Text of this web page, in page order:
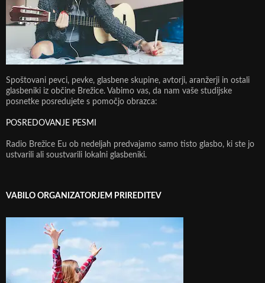
Spoštovani pevci, pevke, glasbene skupine, avtorji, aranžerji in ostali
glasbeniki iz občine Brežice. Vabimo vas, da nam vaše studijske
posnetke posredujete s pomočjo obrazca:
POSREDOVANJE PESMI
Radio Brežice Eu ob nedeljah predvajamo samo tisto glasbo, ki ste jo
ustvarili ali soustvarili lokalni glasbeniki.
VABILO ORGANIZATORJEM PRIREDITEV